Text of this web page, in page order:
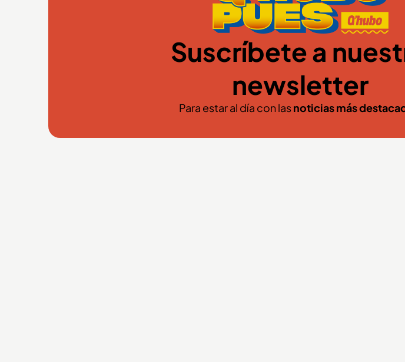
Suscríbete a
newsletter
Para estar al día con lasnoticias más